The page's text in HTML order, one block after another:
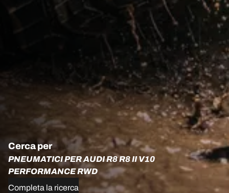
Cerca per
PNEUMATICI PER AUDI R8 R8 II V10
PERFORMANCE RWD
Completa la ricerca